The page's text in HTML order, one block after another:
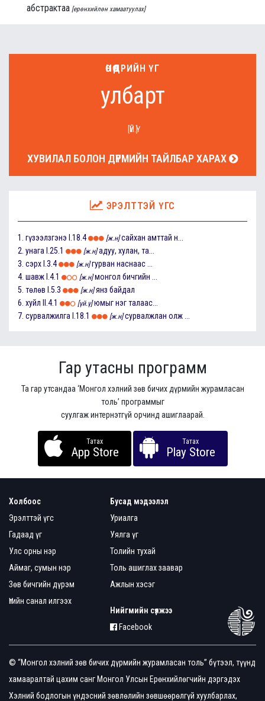
абстрактаа [ерөнхийлөн хамаатуулах]
ӨНӨӨДРИЙН ҮГ
улбарт
[ҮЙ.Ү]
ХУВИЛАЛ БОЛОН ДҮРМИЙН ТАЙЛБАР ХАРАХ
ЭРЭЛТТЭЙ ҮГС
1. гүзээлзгэнэ I.18.4 [ж.н] сайхан амттай н...
2. унага I.25.1 [ж.н] адуу, хулан, та...
3. сэрх I.3.4 [ж.н] гурван наснаас ...
4. шавж I.4.1 [ж.н] монгол бичгийн ...
5. төлөв I.5.3 [ж.н] янз байдал
6. хуйл II.4.1 [үй.ү] юмыг нэг талаас...
7. сурвалжилга I.18.1 [ж.н] сурвалжлан олж ...
Гар утасны программ
Та гар утсандаа ‘Монгол хэлний зөв бичих дүрмийн журамласан
толь’ программыг
суулгаж интернэтгүй орчинд ашиглаарай.
Татах
App Store
Татах
Play Store
Холбоос
Эрэлттэй үгс
Гадаад үг
Улс орны нэр
Аймаг, сумын нэр
Зөв бичгийн дүрэм
Үгийн санал илгээх
Бусад мэдээлэл
Уриалга
Уялга үг
Толийн тухай
Толь ашиглах заавар
Ажлын хэсэг
Нийгмийн сүлжээ
Facebook
© “Монгол хэлний зөв бичих дүрмийн журамласан толь” бүтээл, түүнд
хамааралтай цахим санг Монгол Улсын Ерөнхийлөгчийн дэргэдэх
Хэлний бодлогын үндэсний зөвлөлийн зөвшөөрөлгүй хуулбарлах,